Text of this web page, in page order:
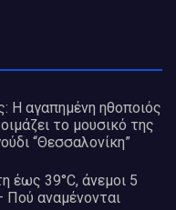
Η αγαπημένη ηθοποιός
το μουσικό της
“Θεσσαλονίκη”
έως 39°C, άνεμοι 5
Πού αναμένονται